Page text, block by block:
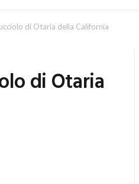
di Otaria della California
di Otaria